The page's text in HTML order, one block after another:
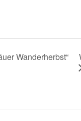
Wanderherbst“